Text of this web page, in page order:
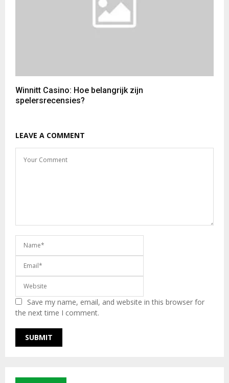
Winnitt Casino: Hoe belangrijk zijn
spelersrecensies?
LEAVE A COMMENT
Save my name, email, and website in this browser for
the next time I comment.